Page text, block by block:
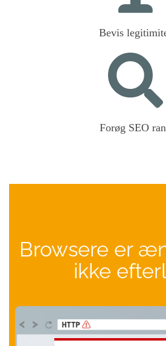
Bevis
Forøg SEO
Browsere er
ikke